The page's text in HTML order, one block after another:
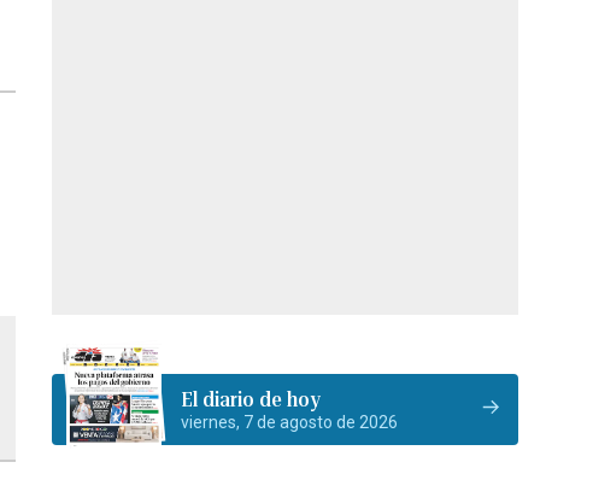
El diario de hoy
viernes, 7 de agosto de 2026